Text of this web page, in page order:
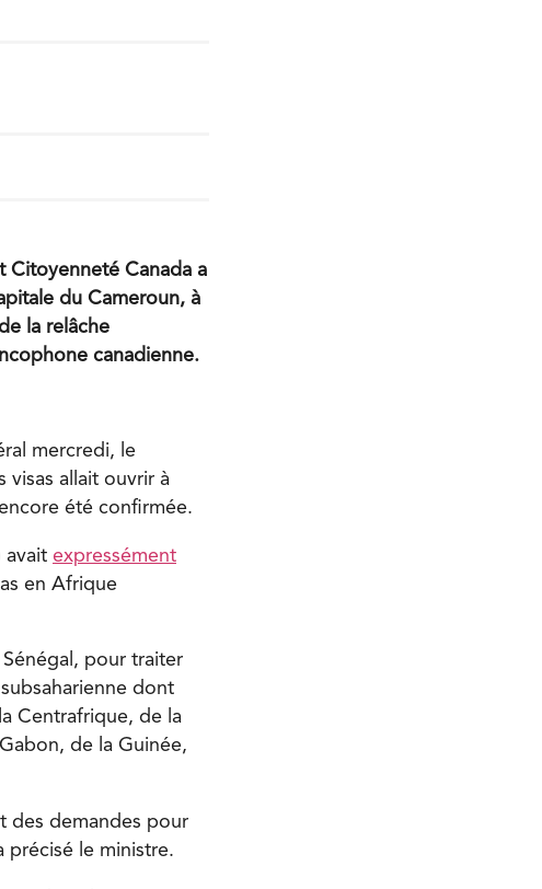
Citoyenneté Canada a
du Cameroun, à
la relâche
canadienne.
mercredi, le
visas allait ouvrir à
été confirmée.
avait expressément
en Afrique
pour traiter
dont
Centrafrique, de la
de la Guinée,
des demandes pour
précisé le ministre.